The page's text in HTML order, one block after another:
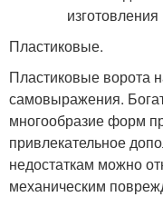
Пластиковые.
Пластиковые ворота
самовыражения.
многообразие форм
привлекательное
недостаткам можно
механическим